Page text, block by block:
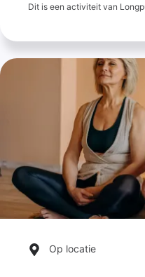
Dit is een activiteit van
Op locatie